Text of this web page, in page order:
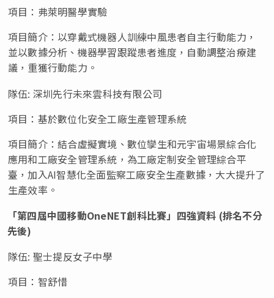
項目：弗萊明醫學實驗
項目簡介：以穿戴式機器⼈訓練中風患者自主行動能力，
並以數據分析、機器學習跟蹤患者進度，自動調整治療建
議，重獲行動能力。
隊伍: 深圳先行未來雲科技有限公司
項目：基於數位化安全工廠生產管理系統
項目簡介：結合虛擬實境、數位孿生和元宇宙場景綜合化
應用和工廠安全管理系統，為工廠定制安全管理綜合平
臺，加入AI智慧化全面監察工廠安全生產數據，大大提升了
生產效率。
「第四屆中國移動OneNET創科比賽」四強資料 (排名不分
先後)
隊伍: 聖士提反女子中學
項目：智舒惜